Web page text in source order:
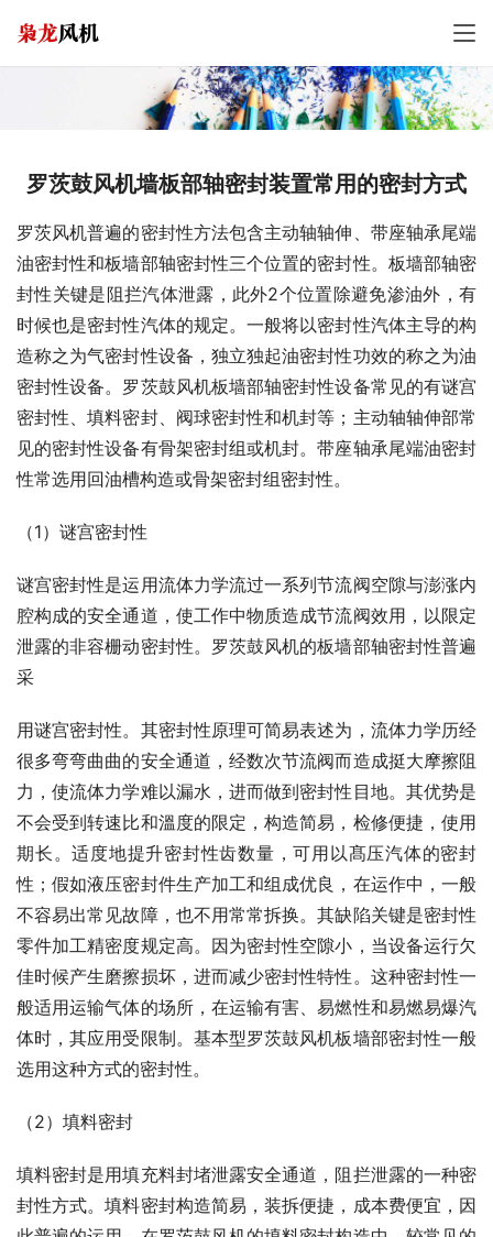
罗茨鼓风机墙板部轴密封装置常用的密封方式
罗茨风机普遍的密封性方法包含主动轴轴伸、带座轴承尾端
油密封性和板墙部轴密封性三个位置的密封性。板墙部轴密
封性关键是阻拦汽体泄露，此外2个位置除避免渗油外，有
时候也是密封性汽体的规定。一般将以密封性汽体主导的构
造称之为气密封性设备，独立独起油密封性功效的称之为油
密封性设备。罗茨鼓风机板墙部轴密封性设备常见的有谜宫
密封性、填料密封、阀球密封性和机封等；主动轴轴伸部常
见的密封性设备有骨架密封组或机封。带座轴承尾端油密封
性常选用回油槽构造或骨架密封组密封性。
（1）谜宫密封性
谜宫密封性是运用流体力学流过一系列节流阀空隙与澎涨内
腔构成的安全通道，使工作中物质造成节流阀效用，以限定
泄露的非容栅动密封性。罗茨鼓风机的板墙部轴密封性普遍
采
用谜宫密封性。其密封性原理可简易表述为，流体力学历经
很多弯弯曲曲的安全通道，经数次节流阀而造成挺大摩擦阻
力，使流体力学难以漏水，进而做到密封性目地。其优势是
不会受到转速比和溫度的限定，构造简易，检修便捷，使用
期长。适度地提升密封性齿数量，可用以髙压汽体的密封
性；假如液压密封件生产加工和组成优良，在运作中，一般
不容易出常见故障，也不用常常拆换。其缺陷关键是密封性
零件加工精密度规定高。因为密封性空隙小，当设备运行欠
佳时候产生磨擦损坏，进而减少密封性特性。这种密封性一
般适用运输气体的场所，在运输有害、易燃性和易燃易爆汽
体时，其应用受限制。基本型罗茨鼓风机板墙部密封性一般
选用这种方式的密封性。
（2）填料密封
填料密封是用填充料封堵泄露安全通道，阻拦泄露的一种密
封性方式。填料密封构造简易，装拆便捷，成本费便宜，因